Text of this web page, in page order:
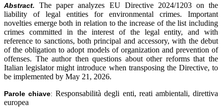
Abstract.The paper analyzes EU Directive 2024/1203 on the
liability of legal entities for environmental crimes. Important
novelties emerge both in relation to the increase of the list including
crimes committed in the interest of the legal entity, and with
reference to sanctions, both principal and accessory, with the debut
of the obligation to adopt models of organization and prevention of
offenses. The author then questions about other reforms that the
Italian legislator might introduce when transposing the Directive, to
be implemented by May 21, 2026.
Parole chiave:Responsabilità degli enti, reati ambientali, direttiva
europea